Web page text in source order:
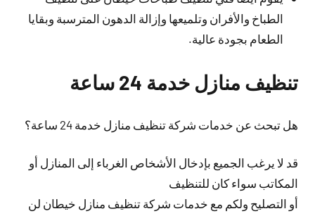
الطباخ والأفران وتلميعها وإزالة الدهون المترسبة وبقايا
الطعام بجودة عالية.
تنظيف منازل خدمة 24 ساعة
هل تبحث عن خدمات شركة تنظيف منازل خدمة 24 ساعة؟
قد لا يرغب الجميع بإدخال الأشخاص الغرباء إلى المنازل أو
المكاتب سواء كان للتنظيف
أو التصليح ولكم مع خدمات شركة تنظيف منازل خيطان لن